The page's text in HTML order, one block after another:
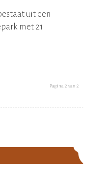
uit een
met 21
Pagina 2 van 2